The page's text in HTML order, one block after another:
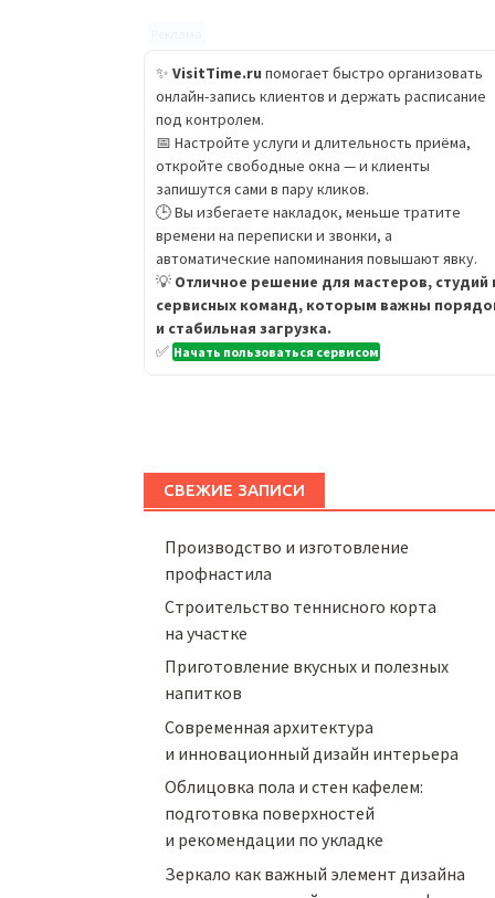
✨ VisitTime.ru помогает быстро организовать
онлайн-запись клиентов и держать расписание
под контролем.
📅 Настройте услуги и длительность приёма,
откройте свободные окна — и клиенты
запишутся сами в пару кликов.
🕒 Вы избегаете накладок, меньше тратите
времени на переписки и звонки, а
автоматические напоминания повышают явку.
💡 Отличное решение для мастеров, студий
сервисных команд, которым важны
и стабильная загрузка.
✅ Начать пользоваться сервисом
СВЕЖИЕ ЗАПИСИ
Производство и изготовление
профнастила
Строительство теннисного корта
на участке
Приготовление вкусных и полезных
напитков
Cовременная архитектура
и инновационный дизайн интерьера
Облицовка пола и стен кафелем:
подготовка поверхностей
и рекомендации по укладке
Зеркало как важный элемент дизайна